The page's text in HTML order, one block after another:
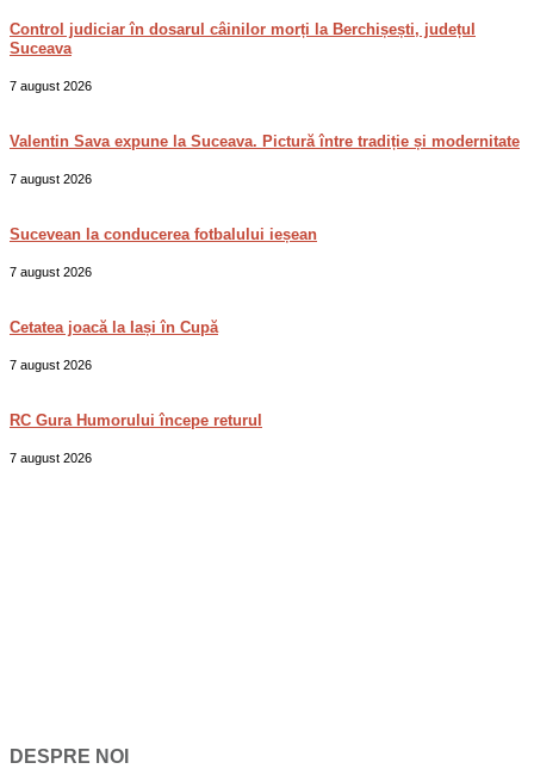
Control judiciar în dosarul câinilor morți la Berchișești, județul
Suceava
7 august 2026
Valentin Sava expune la Suceava. Pictură între tradiție și modernitate
7 august 2026
Sucevean la conducerea fotbalului ieșean
7 august 2026
Cetatea joacă la Iași în Cupă
7 august 2026
RC Gura Humorului începe returul
7 august 2026
DESPRE NOI